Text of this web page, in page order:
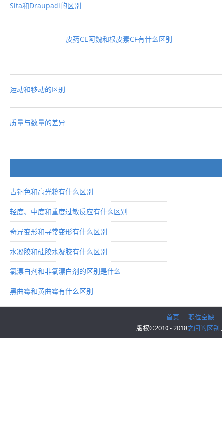
Sita和Draupadi的区别
皮药CE阿魏和根皮素CF有什么区别
运动和移动的区别
质量与数量的差异
古铜色和高光粉有什么区别
轻度、中度和重度过敏反应有什么区别
奇异变形和寻常变形有什么区别
水凝胶和硅胶水凝胶有什么区别
氯漂白剂和非氯漂白剂的区别是什么
黑曲霉和黄曲霉有什么区别
首页
职位空缺
版权©2010 - 2018之间的区别